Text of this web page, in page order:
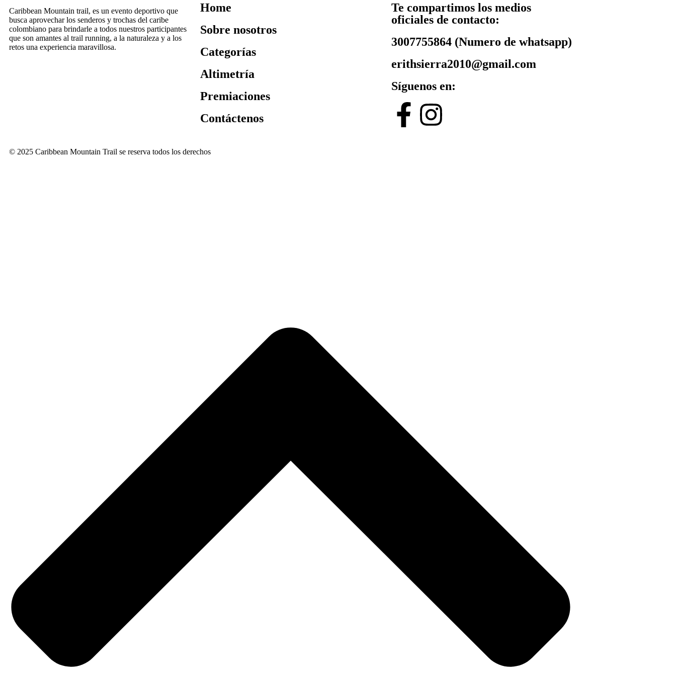
Caribbean Mountain trail, es un evento deportivo que
busca aprovechar los senderos y trochas del caribe
colombiano para brindarle a todos nuestros participantes
que son amantes al trail running, a la naturaleza y a los
retos una experiencia maravillosa.
Home
Sobre nosotros
Categorías
Altimetría
Premiaciones
Contáctenos
Te compartimos los medios
oficiales de contacto:
3007755864 (Numero de whatsapp)
erithsierra2010@gmail.com
Síguenos en:
© 2025 Caribbean Mountain Trail se reserva todos los derechos